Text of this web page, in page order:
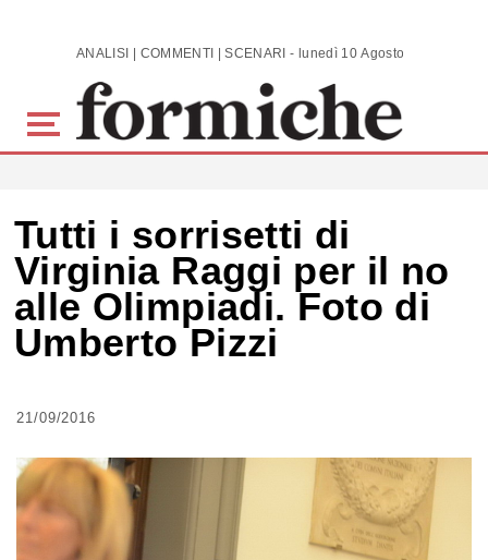
Skip to main content ANALISI | COMMENTI | SCENARI - lunedì 10 Agosto 2026
Tutti i sorrisetti di
Virginia Raggi per il no
alle Olimpiadi. Foto di
Umberto Pizzi
21/09/2016